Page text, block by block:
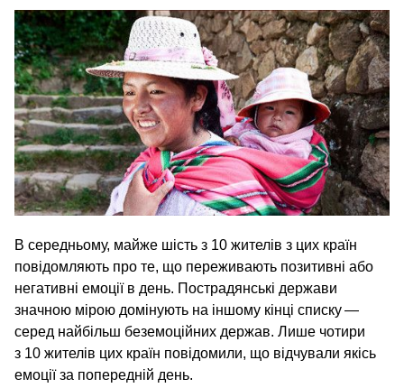
В середньому, майже шість з 10 жителів з цих країн
повідомляють про те, що переживають позитивні або
негативні емоції в день. Пострадянські держави
значною мірою домінують на іншому кінці списку —
серед найбільш беземоційних держав. Лише чотири
з 10 жителів цих країн повідомили, що відчували якісь
емоції за попередній день.